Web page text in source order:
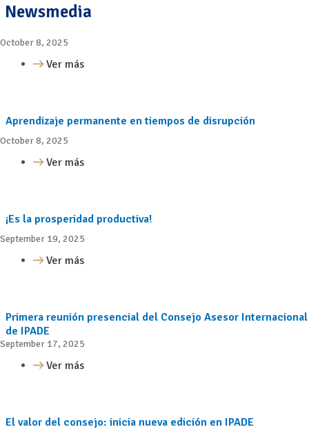
Newsmedia
October 8, 2025
Ver más
Aprendizaje permanente en tiempos de disrupción
October 8, 2025
Ver más
¡Es la prosperidad productiva!
September 19, 2025
Ver más
Primera reunión presencial del Consejo Asesor Internacional
de IPADE
September 17, 2025
Ver más
El valor del consejo: inicia nueva edición en IPADE